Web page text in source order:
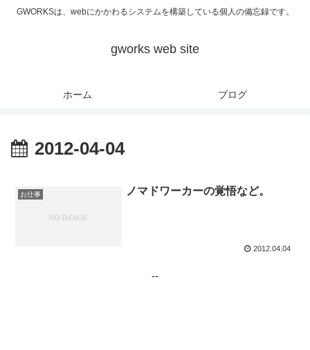
GWORKSは、webにかかわるシステムを構築している個人の備忘録です。
gworks web site
ホーム ブログ
2012-04-04
お仕事 ノマドワーカーの覚悟など。
2012.04.04
--